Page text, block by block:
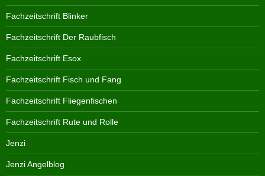
Fachzeitschrift Blinker
Fachzeitschrift Der Raubfisch
Fachzeitschrift Esox
Fachzeitschrift Fisch und Fang
Fachzeitschrift Fliegenfischen
Fachzeitschrift Rute und Rolle
Jenzi
Jenzi Angelblog